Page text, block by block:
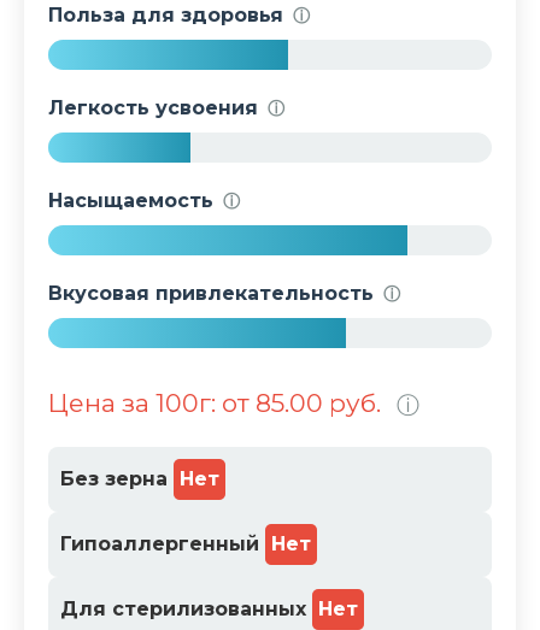
Польза для здоровья ⓘ
Легкость усвоения ⓘ
Насыщаемость ⓘ
Вкусовая привлекательность ⓘ
Цена за 100г: от 85.00 руб. ⓘ
Без зерна Нет
Гипоаллергенный Нет
Для стерилизованных Нет